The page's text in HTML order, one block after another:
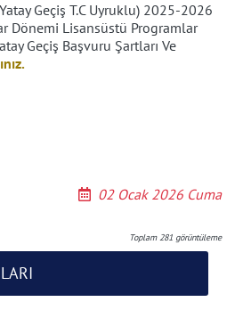
Geçiş T.C Uyruklu) 2025-2026
Dönemi Lisansüstü Programlar
Geçiş Başvuru Şartları Ve
02 Ocak 2026 Cuma
Toplam281 görüntüleme